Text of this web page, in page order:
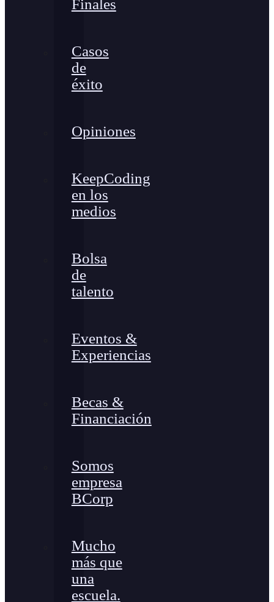
Finales
Casos
de
éxito
Opiniones
KeepCoding
en los
medios
Bolsa
de
talento
Eventos &
Experiencias
Becas &
Financiación
Somos
empresa
BCorp
Mucho
más que
una
escuela.